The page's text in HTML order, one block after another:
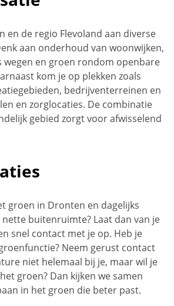
en de regio Flevoland aan diverse
aan onderhoud van woonwijken,
wegen en groen rondom openbare
kom je op plekken zoals
bedrijventerreinen en
en zorglocaties. De combinatie
gebied zorgt voor afwisselend
groen in Dronten en dagelijks
buitenruimte? Laat dan van je
snel contact met je op. Heb je
Neem gerust contact
niet helemaal bij je, maar wil je
groen? Dan kijken we samen
in het groen die beter past.